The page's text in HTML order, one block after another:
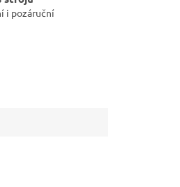
i pozáruční